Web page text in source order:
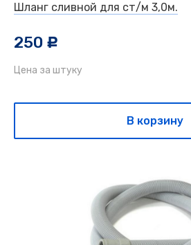
Шланг сливной для ст/м 3,0м.
250 c
Цена за штуку
В корзину